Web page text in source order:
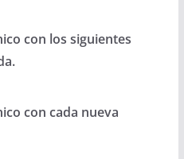
con los siguientes
con cada nueva